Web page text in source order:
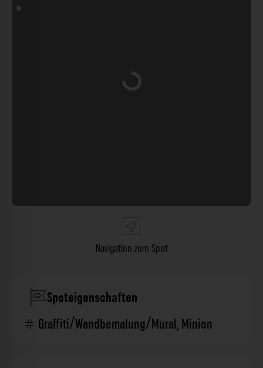
Wird geladen …
Navigation zum Spot
Spoteigenschaften
Graffiti/Wandbemalung/Mural,Minion